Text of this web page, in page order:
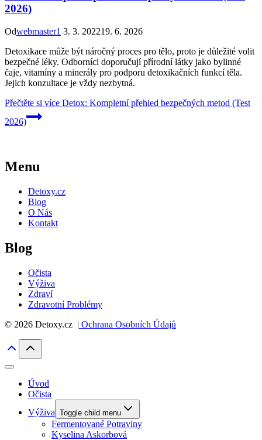
2026)
Odwebmaster1 3. 3. 202219. 6. 2026
Detoxikace může být náročný proces pro tělo, proto je důležité volit
bezpečné léky. Odborníci doporučují přírodní látky jako bylinné
čaje, vitamíny a minerály pro podporu detoxikačních funkcí těla.
Jejich konzultace je vždy nezbytná.
Přečtěte si více Detox: Kompletní přehled bezpečných metod (Test
2026)
Menu
Detoxy.cz
Blog
O Nás
Kontakt
Blog
Očista
Výživa
Zdraví
Zdravotní Problémy
© 2026 Detoxy.cz | Ochrana Osobních Údajů
Úvod
Očista
Výživa Toggle child menu
Fermentované Potraviny
Kyselina Askorbová